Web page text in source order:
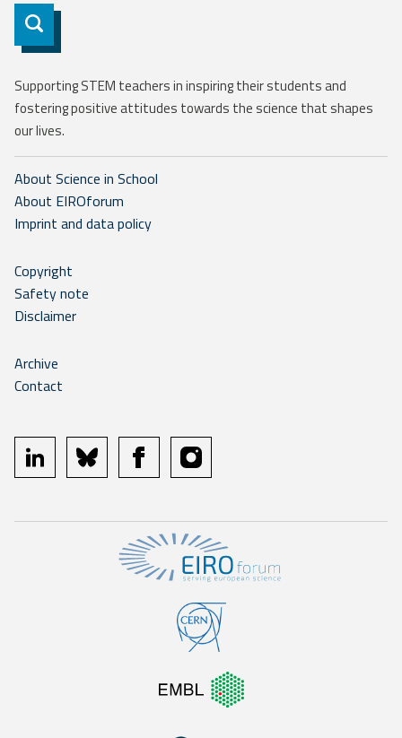
Subscribe
Supporting STEM teachers in inspiring their students and
fostering positive attitudes towards the science that shapes
our lives.
About Science in School
About EIROforum
Imprint and data policy
Copyright
Safety note
Disclaimer
Archive
Contact
linkedin bluesky facebookinstagram